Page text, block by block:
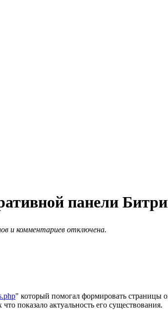
панели
и комментариев отключена.
" который помогал формировать страницы
показало актуальность его существования.